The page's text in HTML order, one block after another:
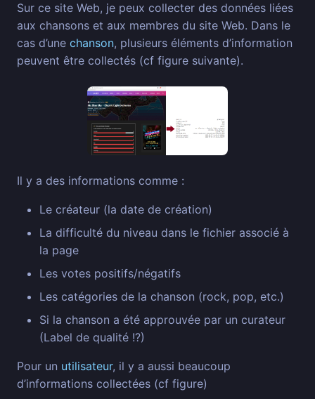
Sur ce site Web, je peux collecter des données liées
aux chansons et aux membres du site Web. Dans le
cas d’une chanson, plusieurs éléments d’information
peuvent être collectés (cf figure suivante).
Il y a des informations comme :
Le créateur (la date de création)
La difficulté du niveau dans le fichier associé à
la page
Les votes positifs/négatifs
Les catégories de la chanson (rock, pop, etc.)
Si la chanson a été approuvée par un curateur
(Label de qualité !?)
Pour un utilisateur, il y a aussi beaucoup
d’informations collectées (cf figure)